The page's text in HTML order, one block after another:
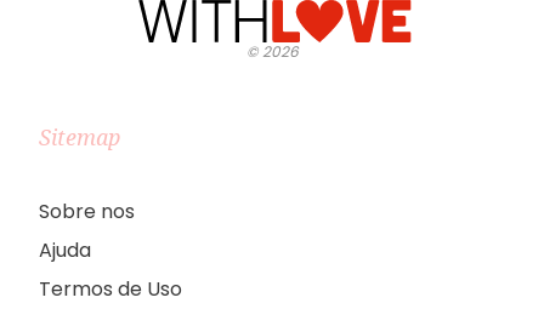
©2026
Sitemap
Sobre nos
Ajuda
Termos de Uso